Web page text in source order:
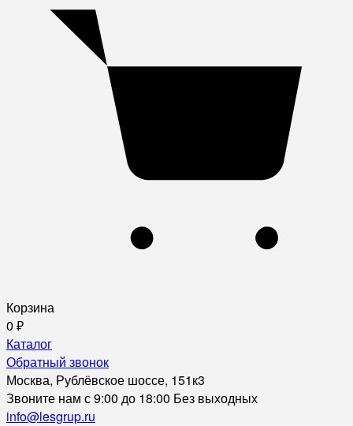
Корзина
0 ₽
Каталог
Обратный звонок
Москва, Рублёвское шоссе, 151к3
Звоните нам с 9:00 до 18:00 Без выходных
info@lesgrup.ru